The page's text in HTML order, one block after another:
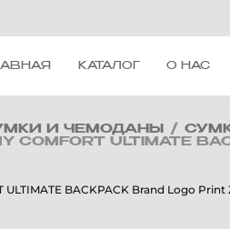
КАТАЛОГ О НАС
И ЧЕМОДАНЫ /
COMFORT ULTIMATE